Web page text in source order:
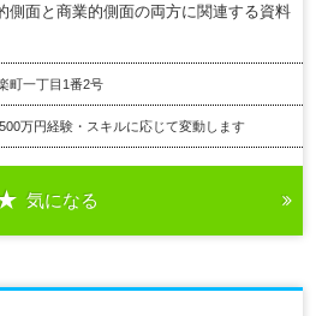
側面と商業的側面の両方に関連する資料
町一丁目1番2号
万円経験・スキルに応じて変動します
気になる